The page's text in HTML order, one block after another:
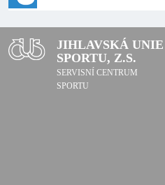
JIHLAVSKÁ UNIE
SPORTU, Z.S.
SERVISNÍ CENTRUM
SPORTU